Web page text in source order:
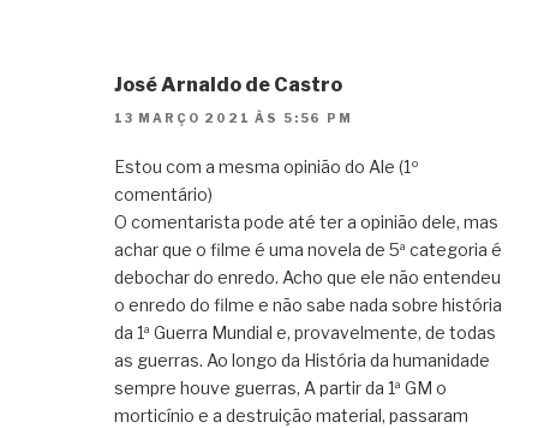
José Arnaldo de Castro
13 MARÇO 2021 ÀS 5:56 PM
Estou com a mesma opinião do Ale (1º
comentário)
O comentarista pode até ter a opinião dele, mas
achar que o filme é uma novela de 5ª categoria é
debochar do enredo. Acho que ele não entendeu
o enredo do filme e não sabe nada sobre história
da 1ª Guerra Mundial e, provavelmente, de todas
as guerras. Ao longo da História da humanidade
sempre houve guerras, A partir da 1ª GM o
morticínio e a destruição material, passaram